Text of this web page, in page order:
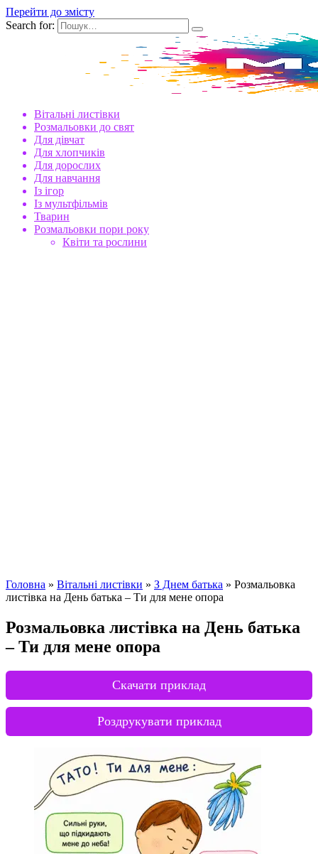
Перейти до змісту
Search for:
Вітальні листівки
Розмальовки до свят
Для дівчат
Для хлопчиків
Для дорослих
Для навчання
Із ігор
Із мультфільмів
Тварин
Розмальовки пори року
Квіти та рослини
Головна » Вітальні листівки » З Днем батька » Розмальовка
листівка на День батька – Ти для мене опора
Розмальовка листівка на День батька
– Ти для мене опора
Скачати приклад
Роздрукувати приклад